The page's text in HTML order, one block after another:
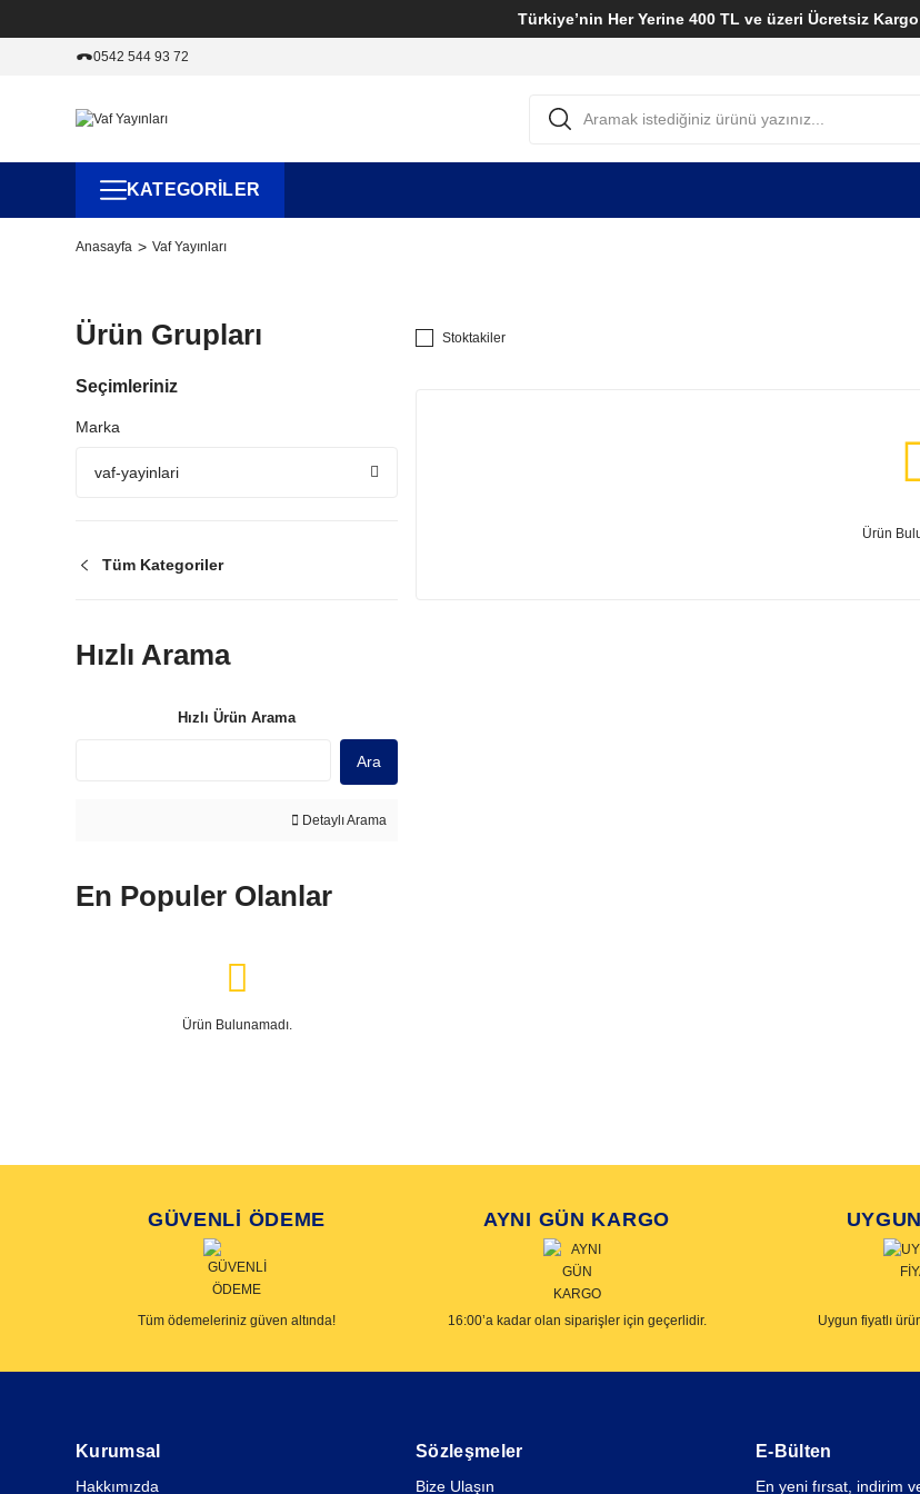
Türkiye’nin Her Yerine 400 TL ve üzeri Ücretsiz Kargo
0542 544 93 72
KATEGORİLER
Anasayfa Vaf Yayınları
Ürün Grupları
Seçimleriniz
Marka
vaf-yayinlari
Tüm Kategoriler
Hızlı Arama
Hızlı Ürün Arama
Ara
Detaylı Arama
En Populer Olanlar
Ürün Bulunamadı.
Stoktakiler
Ürün
GÜVENLİ ÖDEME
Tüm ödemeleriniz güven altında!
AYNI GÜN KARGO
16:00’a kadar olan siparişler için geçerlidir. Uygun fiyatlı
Kurumsal
Hakkımızda
Sözleşmeler
Bize Ulaşın
E-Bülten
En yeni fırsat, indirim